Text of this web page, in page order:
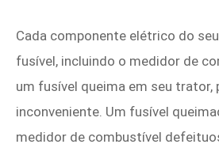
Cada componente elétrico do
fusível, incluindo o medidor de
um fusível queima em seu trator,
inconveniente. Um fusível
medidor de combustível